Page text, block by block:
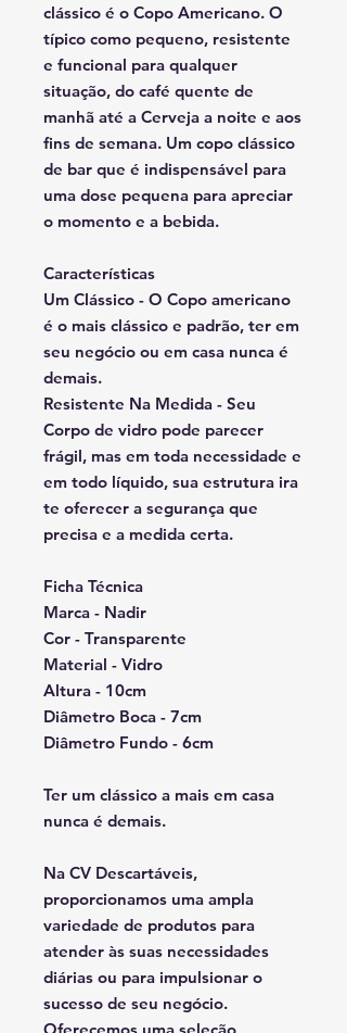
clássico é o Copo Americano. O
típico como pequeno, resistente
e funcional para qualquer
situação, do café quente de
manhã até a Cerveja a noite e aos
fins de semana. Um copo clássico
de bar que é indispensável para
uma dose pequena para apreciar
o momento e a bebida.
Características
Um Clássico - O Copo americano
é o mais clássico e padrão, ter em
seu negócio ou em casa nunca é
demais.
Resistente Na Medida - Seu
Corpo de vidro pode parecer
frágil, mas em toda necessidade e
em todo líquido, sua estrutura ira
te oferecer a segurança que
precisa e a medida certa.
Ficha Técnica
Marca - Nadir
Cor - Transparente
Material - Vidro
Altura - 10cm
Diâmetro Boca - 7cm
Diâmetro Fundo - 6cm
Ter um clássico a mais em casa
nunca é demais.
Na CV Descartáveis,
proporcionamos uma ampla
variedade de produtos para
atender às suas necessidades
diárias ou para impulsionar o
sucesso de seu negócio.
Oferecemos uma seleção